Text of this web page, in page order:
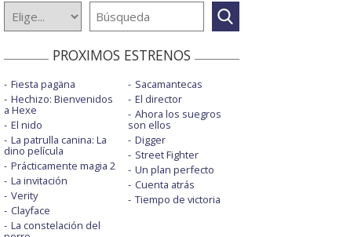
PROXIMOS ESTRENOS
Fiesta pagäna
Hechizo: Bienvenidos
a Hexe
El nido
La patrulla canina: La
dino película
Prácticamente magia 2
La invitación
Verity
Clayface
La constelación del
Sacamantecas
El director
Ahora los suegros
son ellos
Digger
Street Fighter
Un plan perfecto
Cuenta atrás
Tiempo de victoria